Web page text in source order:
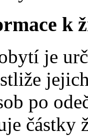
k
je
po
částky